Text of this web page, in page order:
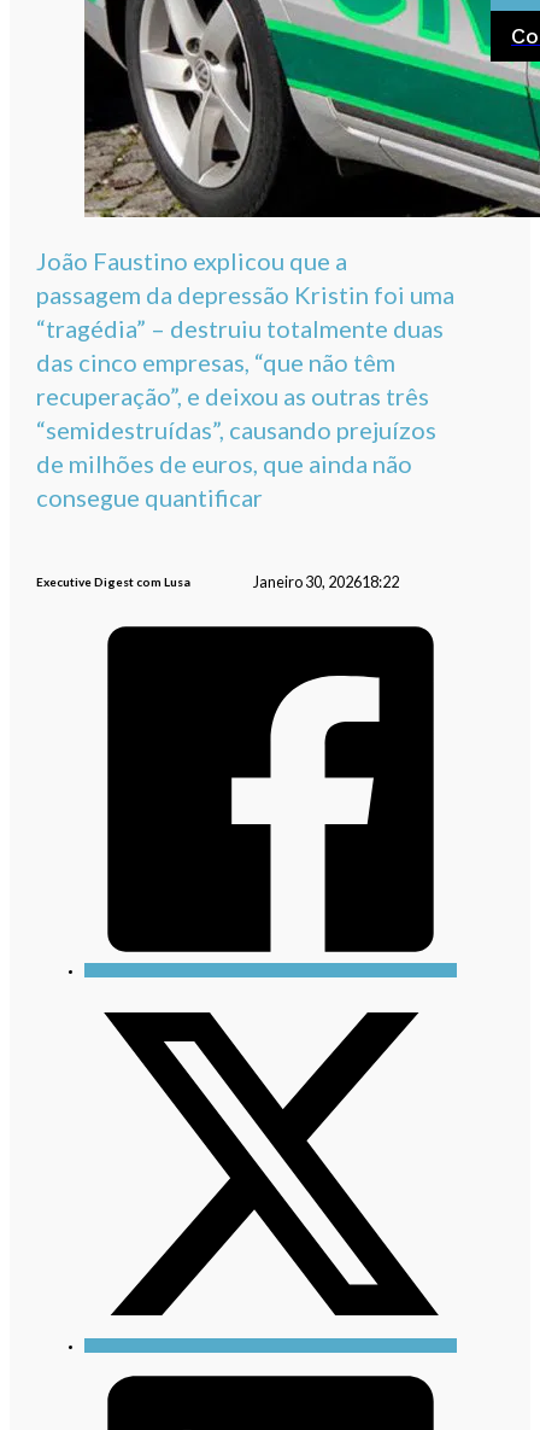
João Faustino explicou que a
passagem da depressão Kristin foi uma
“tragédia” – destruiu totalmente duas
das cinco empresas, “que não têm
recuperação”, e deixou as outras três
“semidestruídas”, causando prejuízos
de milhões de euros, que ainda não
consegue quantificar
Executive Digest com Lusa Janeiro 30, 202618:22